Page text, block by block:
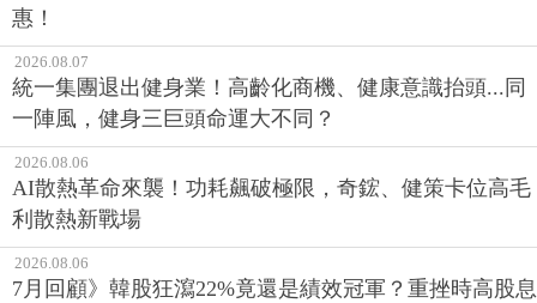
惠！
2026.08.07
統一集團退出健身業！高齡化商機、健康意識抬頭...同
一陣風，健身三巨頭命運大不同？
2026.08.06
AI散熱革命來襲！功耗飆破極限，奇鋐、健策卡位高毛
利散熱新戰場
2026.08.06
7月回顧》韓股狂瀉22%竟還是績效冠軍？重挫時高股息